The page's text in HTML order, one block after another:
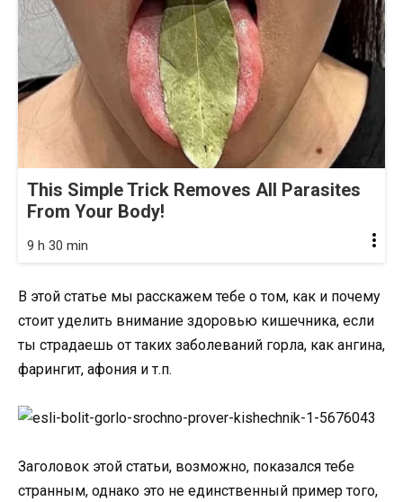
This Simple Trick Removes All Parasites
From Your Body!
9 h 30 min
В этой статье мы расскажем тебе о том, как и почему
стоит уделить внимание здоровью кишечника, если
ты страдаешь от таких заболеваний горла, как ангина,
фарингит, афония и т.п.
Заголовок этой статьи, возможно, показался тебе
странным, однако это не единственный пример того,